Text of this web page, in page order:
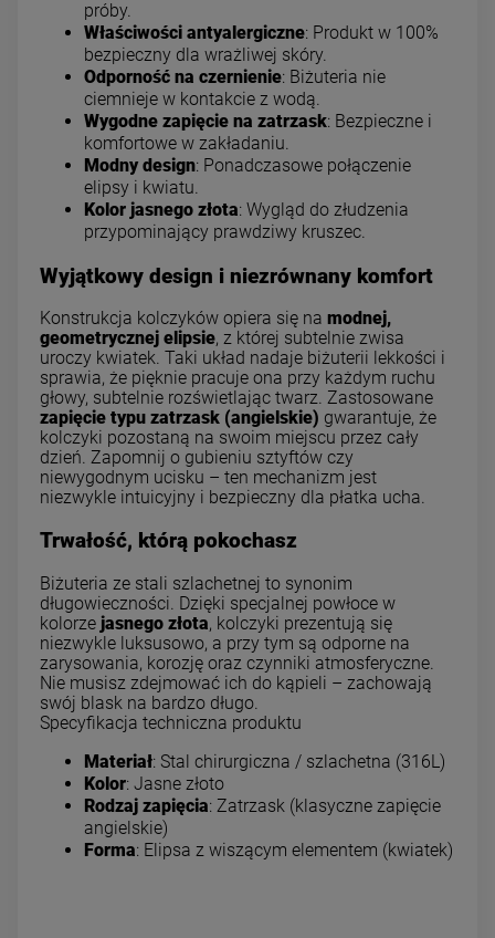
próby.
Właściwości antyalergiczne: Produkt w 100%
bezpieczny dla wrażliwej skóry.
Odporność na czernienie: Biżuteria nie
ciemnieje w kontakcie z wodą.
Wygodne zapięcie na zatrzask: Bezpieczne i
komfortowe w zakładaniu.
Modny design: Ponadczasowe połączenie
elipsy i kwiatu.
Kolor jasnego złota: Wygląd do złudzenia
przypominający prawdziwy kruszec.
Wyjątkowy design i niezrównany komfort
Konstrukcja kolczyków opiera się na modnej,
geometrycznej elipsie, z której subtelnie zwisa
uroczy kwiatek. Taki układ nadaje biżuterii lekkości i
sprawia, że pięknie pracuje ona przy każdym ruchu
głowy, subtelnie rozświetlając twarz. Zastosowane
zapięcie typu zatrzask (angielskie) gwarantuje, że
kolczyki pozostaną na swoim miejscu przez cały
dzień. Zapomnij o gubieniu sztyftów czy
niewygodnym ucisku – ten mechanizm jest
niezwykle intuicyjny i bezpieczny dla płatka ucha.
Trwałość, którą pokochasz
Biżuteria ze stali szlachetnej to synonim
długowieczności. Dzięki specjalnej powłoce w
kolorze jasnego złota, kolczyki prezentują się
niezwykle luksusowo, a przy tym są odporne na
zarysowania, korozję oraz czynniki atmosferyczne.
Nie musisz zdejmować ich do kąpieli – zachowają
swój blask na bardzo długo.
Specyfikacja techniczna produktu
Materiał: Stal chirurgiczna / szlachetna (316L)
Kolor: Jasne złoto
Rodzaj zapięcia: Zatrzask (klasyczne zapięcie
angielskie)
Forma: Elipsa z wiszącym elementem (kwiatek)